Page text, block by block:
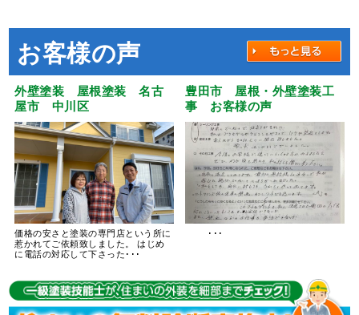
お客様の声
外壁塗装 屋根塗装 名古
屋市 中川区
価格の安さと塗装の専門店という所に
惹かれてご依頼致しました。 はじめ
に電話の対応して下さった･･･
豊田市 屋根・外壁塗装工
事 お客様の声
･･･